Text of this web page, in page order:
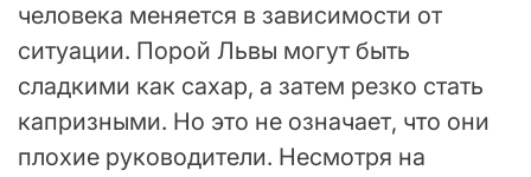
человека меняется в зависимости от
ситуации. Порой Львы могут быть
сладкими как сахар, а затем резко стать
капризными. Но это не означает, что они
плохие руководители. Несмотря на